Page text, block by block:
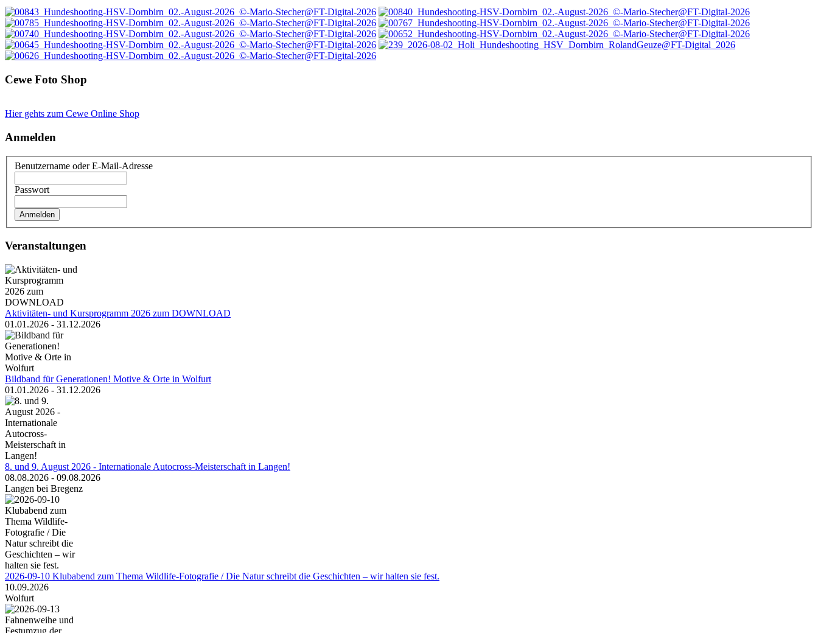
Cewe Foto Shop
Hier gehts zum Cewe Online Shop
Anmelden
Benutzername oder E-Mail-Adresse
Passwort
Veranstaltungen
Aktivitäten- und Kursprogramm 2026 zum DOWNLOAD
01.01.2026 - 31.12.2026
Bildband für Generationen! Motive & Orte in Wolfurt
01.01.2026 - 31.12.2026
8. und 9. August 2026 - Internationale Autocross-Meisterschaft in Langen!
08.08.2026 - 09.08.2026
Langen bei Bregenz
2026-09-10 Klubabend zum Thema Wildlife-Fotografie / Die Natur schreibt die Geschichten – wir halten sie fest.
10.09.2026
Wolfurt